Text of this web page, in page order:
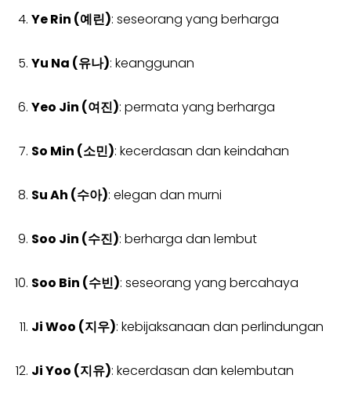
Ye Rin (예린): seseorang yang berharga
Yu Na (유나): keanggunan
Yeo Jin (여진): permata yang berharga
So Min (소민): kecerdasan dan keindahan
Su Ah (수아): elegan dan murni
Soo Jin (수진): berharga dan lembut
Soo Bin (수빈): seseorang yang bercahaya
Ji Woo (지우): kebijaksanaan dan perlindungan
Ji Yoo (지유): kecerdasan dan kelembutan